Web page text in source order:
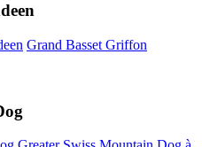
Grand Basset Griffon